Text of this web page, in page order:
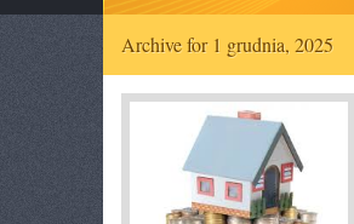
Archive for 1 grudnia, 2025